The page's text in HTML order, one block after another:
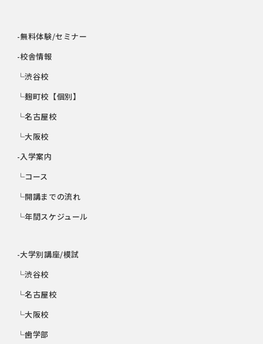
-無料体験/セミナー
-校舎情報
└渋谷校
└麹町校【個別】
└名古屋校
└大阪校
-入学案内
└コース
└開講までの流れ
└年間スケジュール
-大学別講座/模試
└渋谷校
└名古屋校
└大阪校
└歯学部